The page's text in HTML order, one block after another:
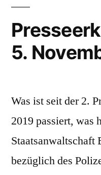
5.
Was ist seit der 2.
2019 passiert, was
Staatsanwaltschaft
bezüglich des